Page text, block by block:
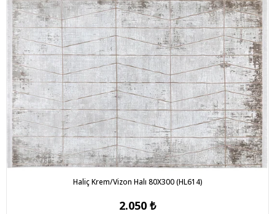
Haliç Krem/Vizon Halı 80X300 (HL614)
2.050 ₺